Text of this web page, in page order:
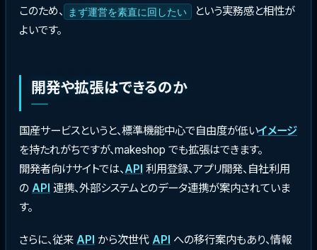
このため、
まず運営を素直に回したい
という実務感と相性が
よいです。
開発や拡張はできるのか
国産サービスというと、標準機能中心で自由度が低いイメージ
を持たれがちですが、makeshop でも拡張はできます。
開発者向けサイトでは、API 利用登録、アプリ開発、自社利用
の API 連携、外部システムとのデータ連携が案内されていま
す。
さらに、従来 API から次世代 API への移行案内もあり、情報